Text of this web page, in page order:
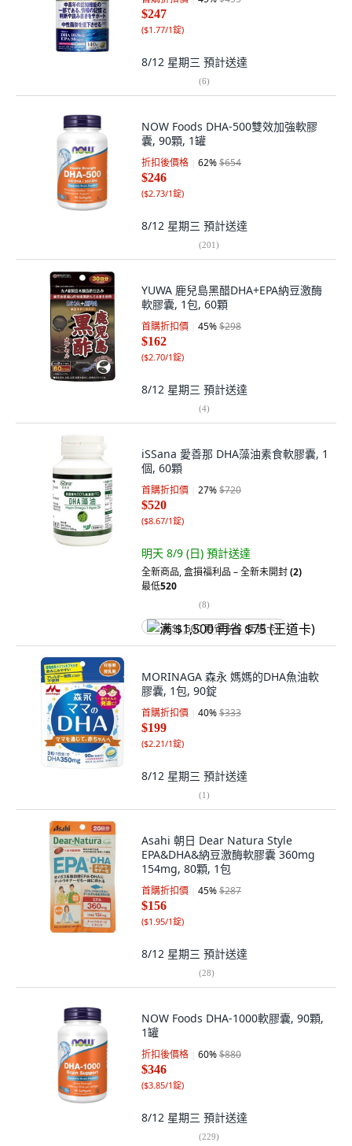
$247
($1.77/1錠)
8/12 星期三 預計送達
(6)
NOW Foods DHA-500雙效加強軟膠
囊, 90顆, 1罐
折扣後價格 62%$654
$246
($2.73/1錠)
8/12 星期三 預計送達
(201)
YUWA 鹿兒島黑醋DHA+EPA納豆激酶
軟膠囊, 1包, 60顆
首購折扣價 45%$298
$162
($2.70/1錠)
8/12 星期三 預計送達
(4)
iSSana 愛善那 DHA藻油素食軟膠囊, 1
個, 60顆
首購折扣價 27%$720
$520
($8.67/1錠)
明天 8/9 (日) 預計送達
全新商品,盒損福利品 – 全新未開封(2)
最低520
(8)
满 $1,500 再省 $75 (王道卡)
MORINAGA 森永 媽媽的DHA魚油軟
膠囊, 1包, 90錠
首購折扣價 40%$333
$199
($2.21/1錠)
8/12 星期三 預計送達
(1)
Asahi 朝日 Dear Natura Style
EPA&DHA&納豆激酶軟膠囊 360mg
154mg, 80顆, 1包
首購折扣價 45%$287
$156
($1.95/1錠)
8/12 星期三 預計送達
(28)
NOW Foods DHA-1000軟膠囊, 90顆,
1罐
折扣後價格 60%$880
$346
($3.85/1錠)
8/12 星期三 預計送達
(229)